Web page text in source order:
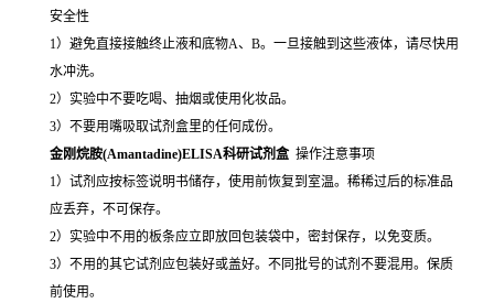
安全性
1）避免直接接触终止液和底物A、B。一旦接触到这些液体，请尽快用
水冲洗。
2）实验中不要吃喝、抽烟或使用化妆品。
3）不要用嘴吸取试剂盒里的任何成份。
金刚烷胺(Amantadine)ELISA科研试剂盒 操作注意事项
1）试剂应按标签说明书储存，使用前恢复到室温。稀稀过后的标准品
应丢弃，不可保存。
2）实验中不用的板条应立即放回包装袋中，密封保存，以免变质。
3）不用的其它试剂应包装好或盖好。不同批号的试剂不要混用。保质
前使用。